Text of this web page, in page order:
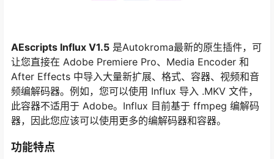
AEscripts Influx V1.5 是Autokroma最新的原生插件，可
让您直接在 Adob​​e Premiere Pro、Media Encoder 和
After Effects 中导入大量新扩展、格式、容器、视频和音
频编解码器。例如，您可以使用 Influx 导入 .MKV 文件，
此容器不适用于 Adob​​e。Influx 目前基于 ffmpeg 编解码
器，因此您应该可以使用更多的编解码器和容器。
功能特点